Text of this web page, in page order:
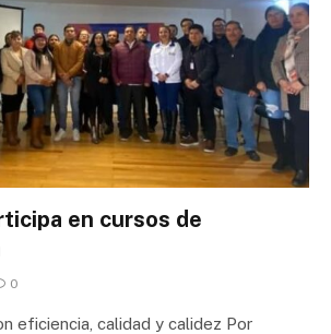
en cursos de
0
eficiencia, calidad y calidez Por